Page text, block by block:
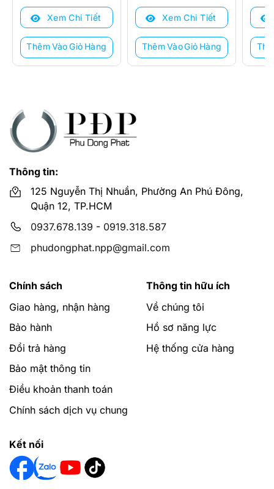
là:
24.410.000 ₫.
tại
18.110.000 ₫.
Xem Chi Tiết
Thêm Vào Giỏ Hàng
là:
23.888.000 ₫.
tại
19.105.000 ₫.
Xem Chi Tiết
Thêm Vào Giỏ Hàng
là:
tại
Thông tin:
125 Nguyễn Thị Nhuần, Phường An Phú Đông,
Quận 12, TP.HCM
0937.678.139 - 0919.318.587
phudongphat.npp@gmail.com
Chính sách
Giao hàng, nhận hàng
Bảo hành
Đổi trả hàng
Bảo mật thông tin
Điều khoản thanh toán
Chính sách dịch vụ chung
Thông tin hữu ích
Về chúng tôi
Hồ sơ năng lực
Hệ thống cửa hàng
Kết nối